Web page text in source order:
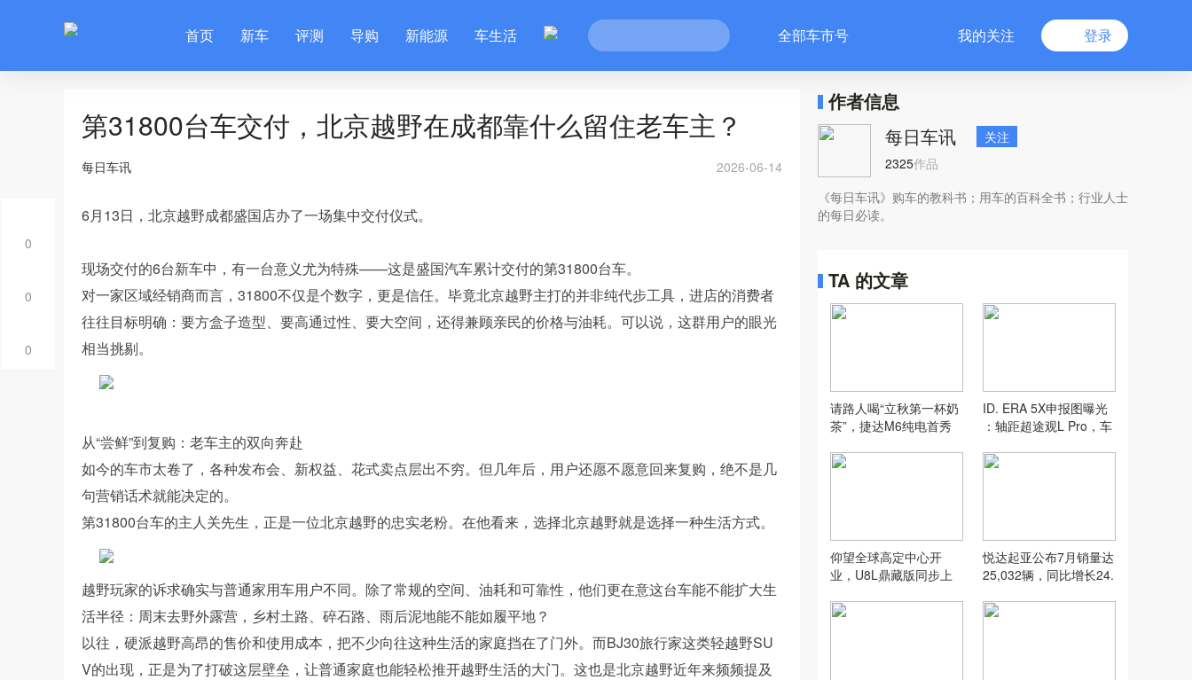
首页 新车 评测 导购 新能源 车生活 全部车市号 我的关注 登录
0
0
0
第31800台车交付，北京越野在成都靠什么留住老车主？
每日车讯 2026-06-14
6月13日，北京越野成都盛国店办了一场集中交付仪式。
现场交付的6台新车中，有一台意义尤为特殊——这是盛国汽车累计交付的第31800台车。
对一家区域经销商而言，31800不仅是个数字，更是信任。毕竟北京越野主打的并非纯代步工具，进店的消费者
往往目标明确：要方盒子造型、要高通过性、要大空间，还得兼顾亲民的价格与油耗。可以说，这群用户的眼光
相当挑剔。
从“尝鲜”到复购：老车主的双向奔赴
如今的车市太卷了，各种发布会、新权益、花式卖点层出不穷。但几年后，用户还愿不愿意回来复购，绝不是几
句营销话术就能决定的。
第31800台车的主人关先生，正是一位北京越野的忠实老粉。在他看来，选择北京越野就是选择一种生活方式。
越野玩家的诉求确实与普通家用车用户不同。除了常规的空间、油耗和可靠性，他们更在意这台车能不能扩大生
活半径：周末去野外露营，乡村土路、碎石路、雨后泥地能不能如履平地？
以往，硬派越野高昂的售价和使用成本，把不少向往这种生活的家庭挡在了门外。而BJ30旅行家这类轻越野SU
V的出现，正是为了打破这层壁垒，让普通家庭也能轻松推开越野生活的大门。这也是北京越野近年来频频提及
作者信息
每日车讯
关注
2325作品
《每日车讯》购车的教科书；用车的百科全书；行业人士
的每日必读。
TA 的文章
请路人喝“立秋第一杯奶
茶”，捷达M6纯电首秀
ID. ERA 5X申报图曝光
：轴距超途观L Pro，车
仰望全球高定中心开
业，U8L鼎藏版同步上
悦达起亚公布7月销量达
25,032辆，同比增长24.
月13日开启预售